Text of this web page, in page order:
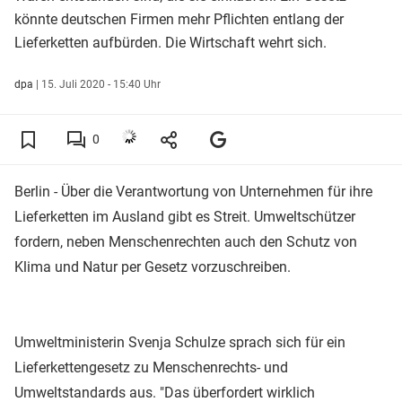
könnte deutschen Firmen mehr Pflichten entlang der
Lieferketten aufbürden. Die Wirtschaft wehrt sich.
dpa | 15. Juli 2020 - 15:40 Uhr
0
Berlin - Über die Verantwortung von Unternehmen für ihre
Lieferketten im Ausland gibt es Streit. Umweltschützer
fordern, neben Menschenrechten auch den Schutz von
Klima und Natur per Gesetz vorzuschreiben.
Umweltministerin Svenja Schulze sprach sich für ein
Lieferkettengesetz zu Menschenrechts- und
Umweltstandards aus. "Das überfordert wirklich